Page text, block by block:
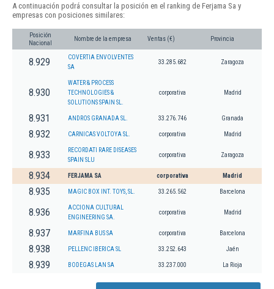
A continuación podrá consultar la posición en el ranking de Ferjama Sa y
empresas con posiciones similares:
Posición
Nacional
Nombre de la empresa Ventas (€) Provincia
8.929
COVERTIA ENVOLVENTES
SA
33.285.682 Zaragoza
8.930
WATER & PROCESS
TECHNOLOGIES &
SOLUTIONS SPAIN SL.
corporativa Madrid
8.931 ANDROS GRANADA SL. 33.276.746 Granada
8.932 CARNICAS VOLTOYA SL. corporativa Madrid
8.933
RECORDATI RARE DISEASES
SPAIN SLU
corporativa Zaragoza
8.934 FERJAMA SA corporativa Madrid
8.935 MAGIC BOX INT. TOYS, SL. 33.265.562 Barcelona
8.936
ACCIONA CULTURAL
ENGINEERING SA.
corporativa Madrid
8.937 MARFINA BUS SA corporativa Barcelona
8.938 PELLENC IBERICA SL 33.252.643 Jaén
8.939 BODEGAS LAN SA 33.237.000 La Rioja